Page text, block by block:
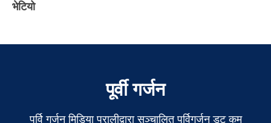
भेटियो
पूर्वी गर्जन
पुर्वि गर्जन मिडिया प्रालीद्वारा सञ्चालित पुर्विगर्जन डट कम